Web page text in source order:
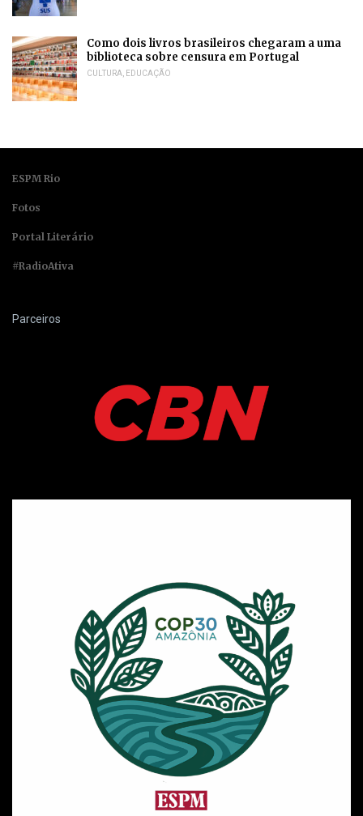
Como dois livros brasileiros chegaram a uma
biblioteca sobre censura em Portugal
CULTURA EDUCAÇÃO
ESPM Rio
Fotos
Portal Literário
#RadioAtiva
Parceiros